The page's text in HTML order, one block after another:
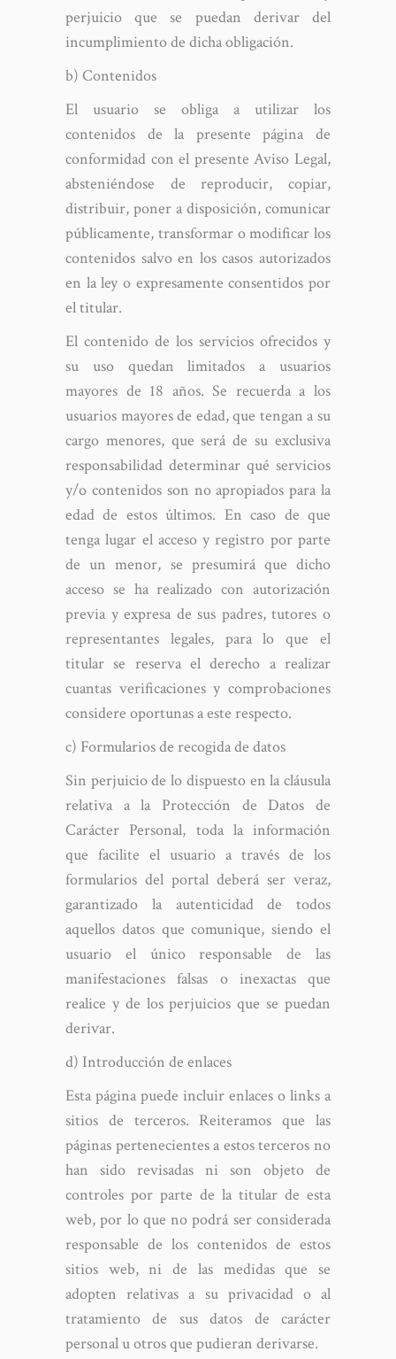
perjuicio que se puedan derivar del
incumplimiento de dicha obligación.
b) Contenidos
El usuario se obliga a utilizar los
contenidos de la presente página de
conformidad con el presente Aviso Legal,
absteniéndose de reproducir, copiar,
distribuir, poner a disposición, comunicar
públicamente, transformar o modificar los
contenidos salvo en los casos autorizados
en la ley o expresamente consentidos por
el titular.
El contenido de los servicios ofrecidos y
su uso quedan limitados a usuarios
mayores de 18 años. Se recuerda a los
usuarios mayores de edad, que tengan a su
cargo menores, que será de su exclusiva
responsabilidad determinar qué servicios
y/o contenidos son no apropiados para la
edad de estos últimos. En caso de que
tenga lugar el acceso y registro por parte
de un menor, se presumirá que dicho
acceso se ha realizado con autorización
previa y expresa de sus padres, tutores o
representantes legales, para lo que el
titular se reserva el derecho a realizar
cuantas verificaciones y comprobaciones
considere oportunas a este respecto.
c) Formularios de recogida de datos
Sin perjuicio de lo dispuesto en la cláusula
relativa a la Protección de Datos de
Carácter Personal, toda la información
que facilite el usuario a través de los
formularios del portal deberá ser veraz,
garantizado la autenticidad de todos
aquellos datos que comunique, siendo el
usuario el único responsable de las
manifestaciones falsas o inexactas que
realice y de los perjuicios que se puedan
derivar.
d) Introducción de enlaces
Esta página puede incluir enlaces o links a
sitios de terceros. Reiteramos que las
páginas pertenecientes a estos terceros no
han sido revisadas ni son objeto de
controles por parte de la titular de esta
web, por lo que no podrá ser considerada
responsable de los contenidos de estos
sitios web, ni de las medidas que se
adopten relativas a su privacidad o al
tratamiento de sus datos de carácter
personal u otros que pudieran derivarse.